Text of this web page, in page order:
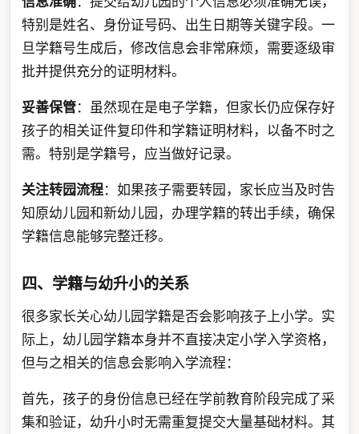
特别是姓名、身份证号码、出生日期等关键字段。一
旦学籍号生成后，修改信息会非常麻烦，需要逐级审
批并提供充分的证明材料。
妥善保管：虽然现在是电子学籍，但家长仍应保存好
孩子的相关证件复印件和学籍证明材料，以备不时之
需。特别是学籍号，应当做好记录。
关注转园流程：如果孩子需要转园，家长应当及时告
知原幼儿园和新幼儿园，办理学籍的转出手续，确保
学籍信息能够完整迁移。
四、学籍与幼升小的关系
很多家长关心幼儿园学籍是否会影响孩子上小学。实
际上，幼儿园学籍本身并不直接决定小学入学资格，
但与之相关的信息会影响入学流程：
首先，孩子的身份信息已经在学前教育阶段完成了采
集和验证，幼升小时无需重复提交大量基础材料。其